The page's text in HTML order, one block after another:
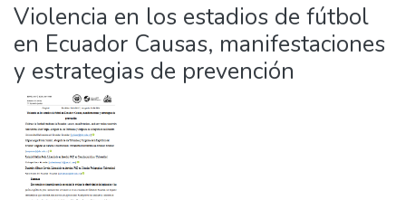
All of DSpace
Statistics
Violencia en los estadios de fútbol
en Ecuador Causas, manifestaciones
y estrategias de prevención